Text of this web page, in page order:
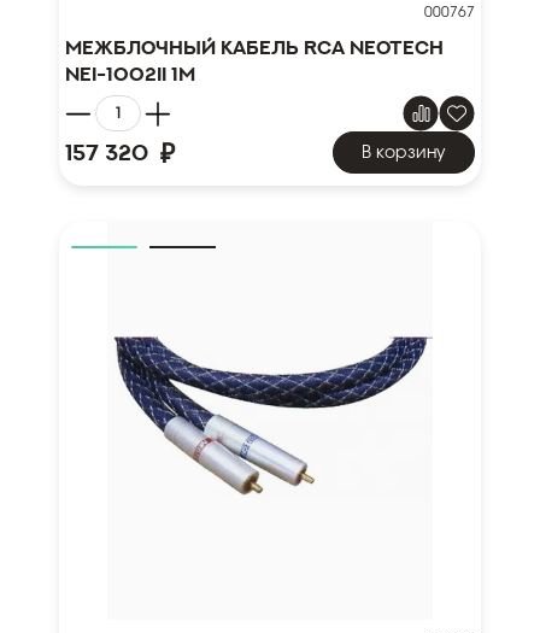
000767
Межблочный кабель RCA NEOTECH
NEI-1002II 1м
157 320 ₽ В корзину